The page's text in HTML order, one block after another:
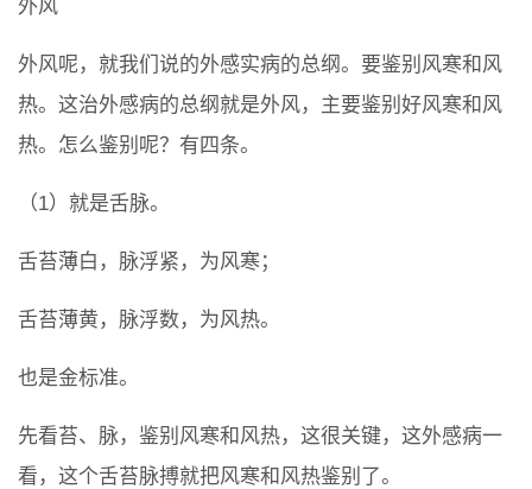
外风
外风呢，就我们说的外感实病的总纲。要鉴别风寒和风
热。这治外感病的总纲就是外风，主要鉴别好风寒和风
热。怎么鉴别呢？有四条。
（1）就是舌脉。
舌苔薄白，脉浮紧，为风寒；
舌苔薄黄，脉浮数，为风热。
也是金标准。
先看苔、脉，鉴别风寒和风热，这很关键，这外感病一
看，这个舌苔脉搏就把风寒和风热鉴别了。